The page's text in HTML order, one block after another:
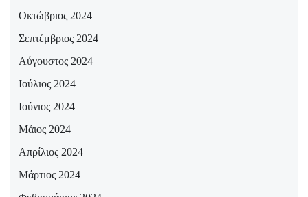
Οκτώβριος 2024
Σεπτέμβριος 2024
Αύγουστος 2024
Ιούλιος 2024
Ιούνιος 2024
Μάιος 2024
Απρίλιος 2024
Μάρτιος 2024